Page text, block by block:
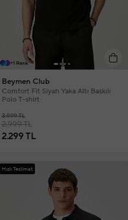
+1 Renk
Beymen Club
Comfort Fit Siyah Yaka Altı Baskılı
Polo T-shirt
3.999 TL
2.999 TL
2.299 TL
Hızlı Teslimat